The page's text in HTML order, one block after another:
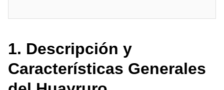
1. Descripción y
Características Generales